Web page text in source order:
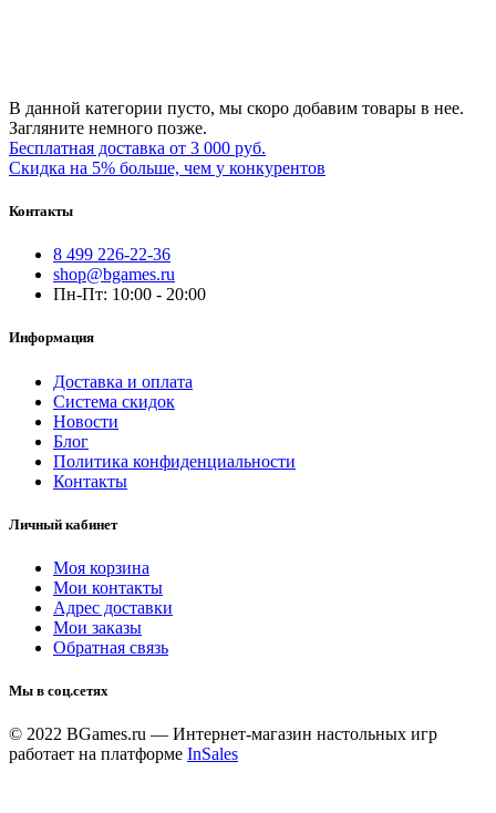
В данной категории пусто, мы скоро добавим товары в нее.
Загляните немного позже.
Бесплатная доставка от 3 000 руб.
Скидка на 5% больше, чем у конкурентов
Контакты
8 499 226-22-36
shop@bgames.ru
Пн-Пт: 10:00 - 20:00
Информация
Доставка и оплата
Система скидок
Новости
Блог
Политика конфиденциальности
Контакты
Личный кабинет
Моя корзина
Мои контакты
Адрес доставки
Мои заказы
Обратная связь
Мы в соц.сетях
© 2022 BGames.ru — Интернет-магазин настольных игр
работает на платформе InSales